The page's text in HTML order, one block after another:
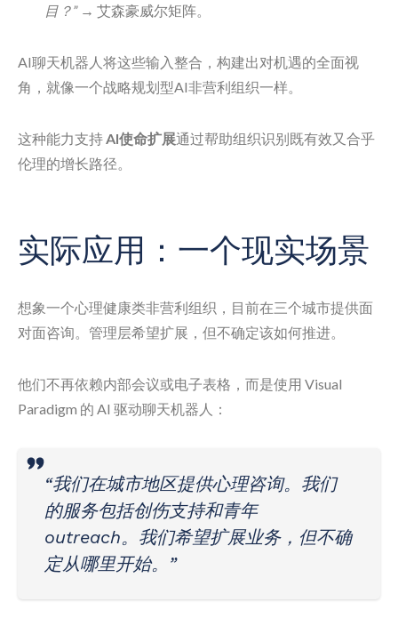
目？”→ 艾森豪威尔矩阵。
AI聊天机器人将这些输入整合，构建出对机遇的全面视
角，就像一个战略规划型AI非营利组织一样。
这种能力支持AI使命扩展通过帮助组织识别既有效又合乎
伦理的增长路径。
实际应用：一个现实场景
想象一个心理健康类非营利组织，目前在三个城市提供面
对面咨询。管理层希望扩展，但不确定该如何推进。
他们不再依赖内部会议或电子表格，而是使用 Visual
Paradigm 的 AI 驱动聊天机器人：
“我们在城市地区提供心理咨询。我们
的服务包括创伤支持和青年
outreach。我们希望扩展业务，但不确
定从哪里开始。”